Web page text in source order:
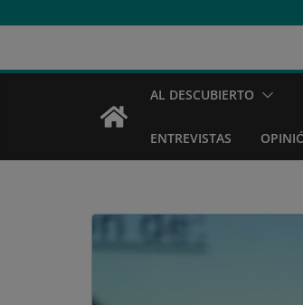
AL DESCUBIERTO
ENTREVISTAS